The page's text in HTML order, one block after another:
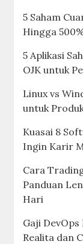
5 Saham
Hingga
5 Aplikasi
OJK untuk
Linux vs
untuk
Kuasai 8
Ingin Karir
Cara
Panduan
Hari
Gaji
Realita dan